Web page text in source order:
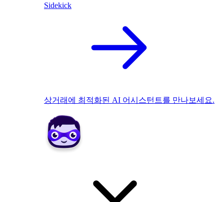
Sidekick
상거래에 최적화된 AI 어시스턴트를 만나보세요.